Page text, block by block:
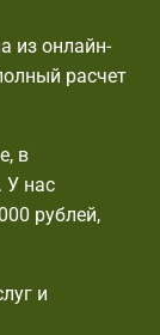
из онлайн-
расчет
в
У нас
рублей,
и